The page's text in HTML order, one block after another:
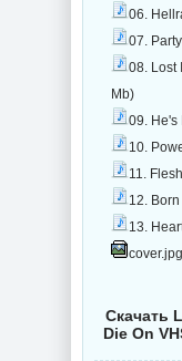
06.
07.
08. Lost
Mb)
09. He's
10.
11.
12.
13.
Скачать
Die On